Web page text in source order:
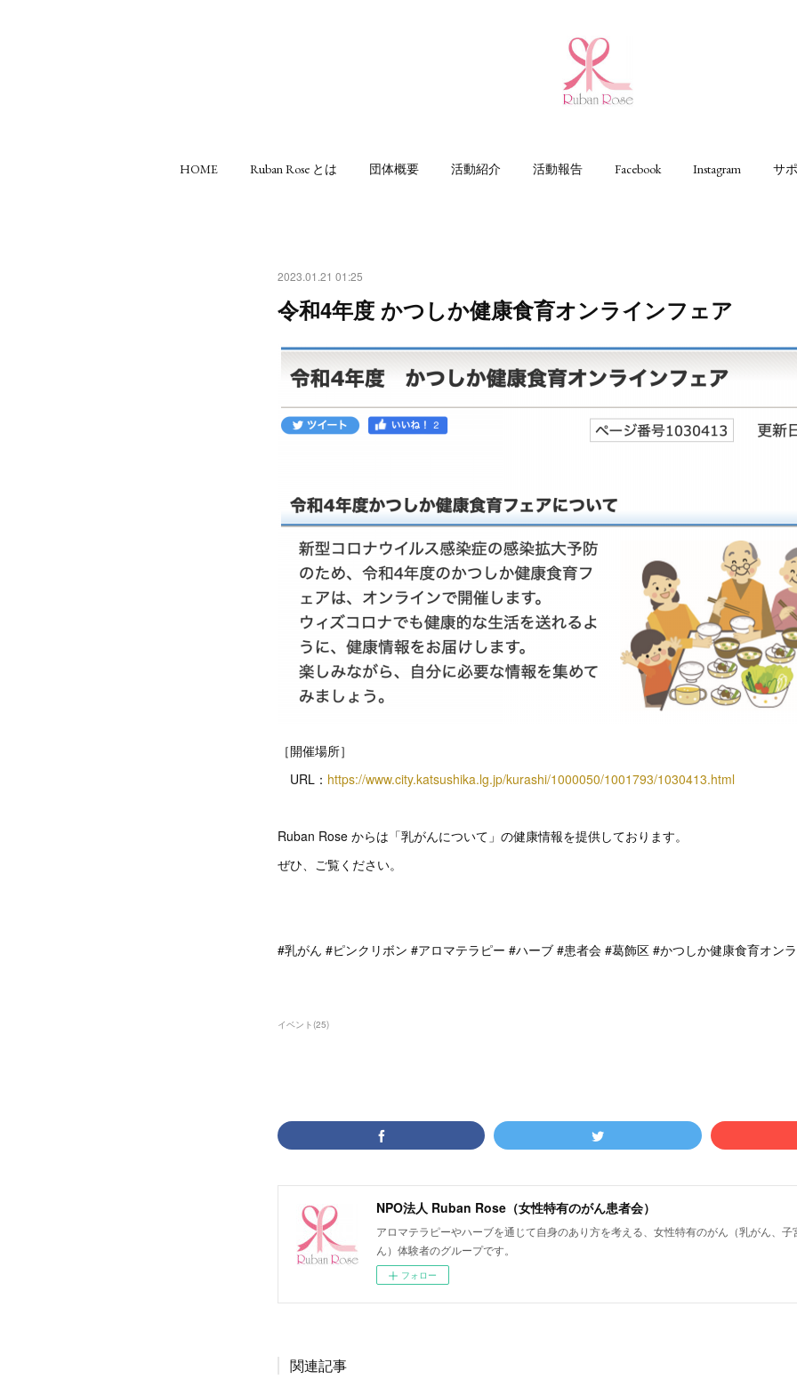
HOME Ruban Rose とは 団体概要 活動紹介 活動報告 Facebook Instagram サ
2023.01.21 01:25
令和4年度 かつしか健康食育オンラインフェア
［開催場所］
URL： https://www.city.katsushika.lg.jp/kurashi/1000050/1001793/1030413.html
Ruban Rose からは「乳がんについて」の健康情報を提供しております。
ぜひ、ご覧ください。
#乳がん #ピンクリボン #アロマテラピー #ハーブ #患者会 #葛飾区 #かつしか健康食育オン
イベント(25)
NPO法人 Ruban Rose（女性特有のがん患者会）
アロマテラピーやハーブを通じて自身のあり方を考える、女性特有のがん（乳がん、
ん）体験者のグループです。
フォロー
関連記事